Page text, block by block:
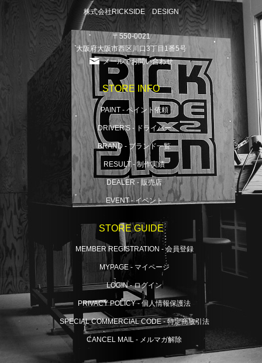
株式会社RICKSIDE DESIGN
〒550-0021
大阪府大阪市西区川口3丁目1番5号
メールでお問い合わせ
STORE INFO
PAINT - ペイント依頼
DRIVER'S - ドライバー
BRAND - ブランド一覧
RESULT - 制作実績
DEALER - 販売店
EVENT - イベント
STORE GUIDE
MEMBER REGISTRATION - 会員登録
MYPAGE - マイページ
LOGIN - ログイン
PRIVACY POLICY - 個人情報保護法
SPECIAL COMMERCIAL CODE - 特定商取引法
CANCEL MAIL - メルマガ解除